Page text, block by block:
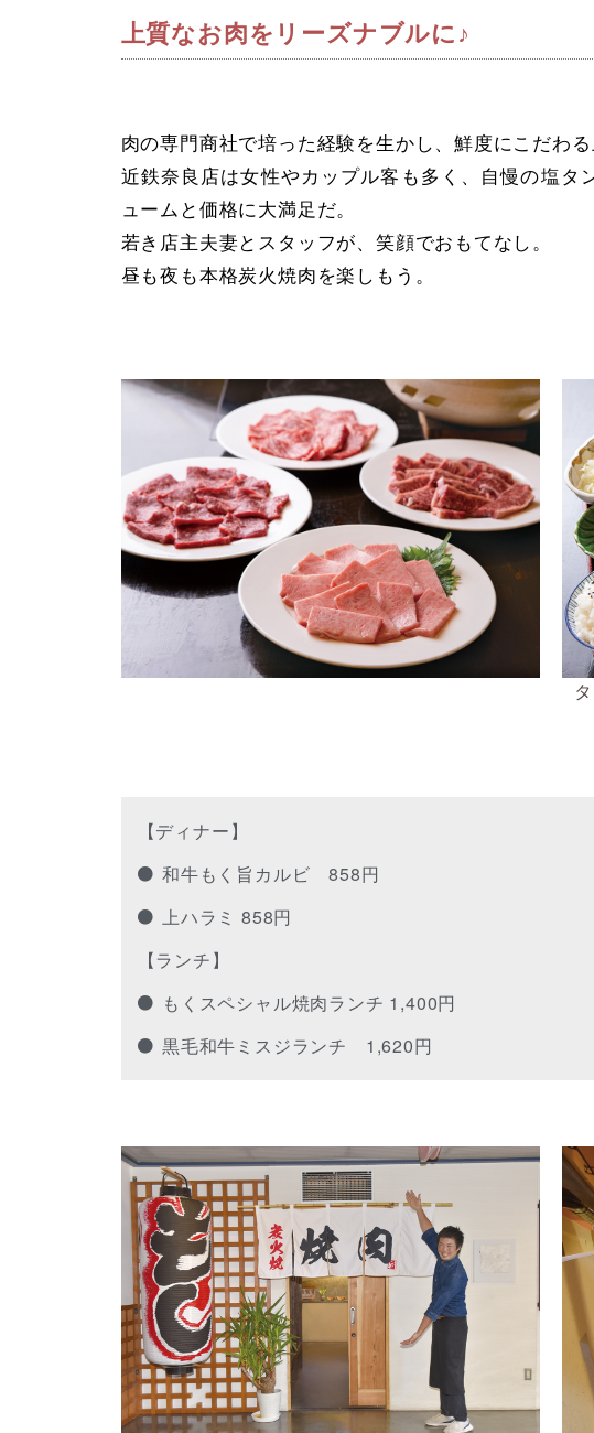
上質なお肉をリーズナブルに♪
肉の専門商社で培った経験を生かし、鮮度にこだわ
近鉄奈良店は女性やカップル客も多く、自慢の塩タ
ュームと価格に大満足だ。
若き店主夫妻とスタッフが、笑顔でおもてなし。
昼も夜も本格炭火焼肉を楽しもう。
【ディナー】
和牛もく旨カルビ 858円
上ハラミ 858円
【ランチ】
もくスペシャル焼肉ランチ 1,400円
黒毛和牛ミスジランチ 1,620円